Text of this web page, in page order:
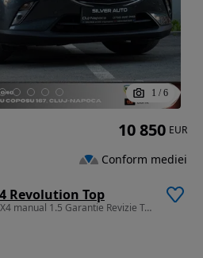
1 / 6
Revolution Top
1499 cm3 • 105 CP • Manual 4X4 manual 1.5 Garantie Revizie Transport
10 850 EUR
Conform mediei